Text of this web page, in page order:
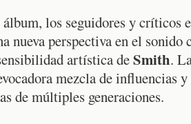
los seguidores y críticos
nueva perspectiva en el sonido
artística deSmith.
mezcla de influencias
de múltiples generaciones.